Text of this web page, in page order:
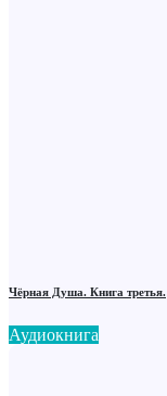
Чёрная Душа. Книга третья.
Аудиокнига